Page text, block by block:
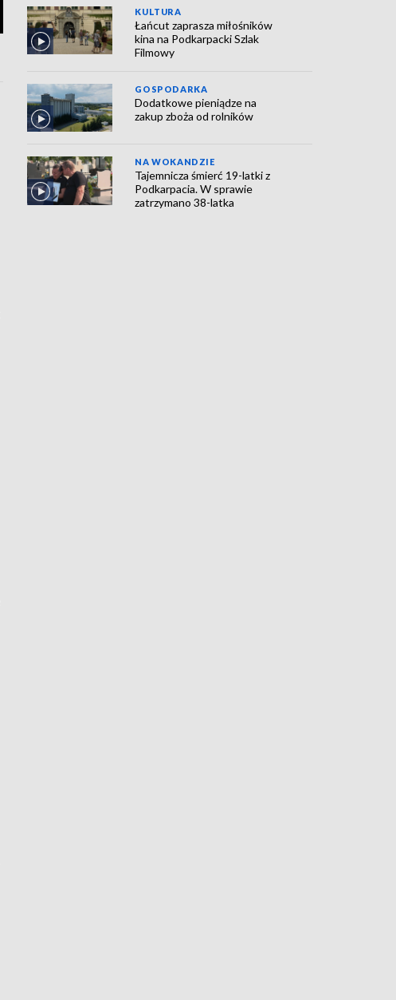
KULTURA
Łańcut zaprasza miłośników
kina na Podkarpacki Szlak
Filmowy
GOSPODARKA
Dodatkowe pieniądze na
zakup zboża od rolników
NA WOKANDZIE
Tajemnicza śmierć 19-latki z
Podkarpacia. W sprawie
zatrzymano 38-latka